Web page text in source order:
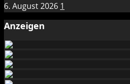
6. August 2026 1
Anzeigen